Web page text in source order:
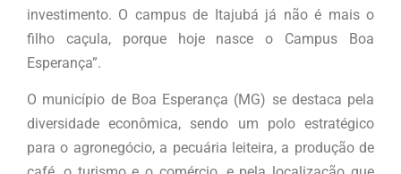
investimento. O campus de Itajubá já não é mais o
filho caçula, porque hoje nasce o Campus Boa
Esperança”.
O município de Boa Esperança (MG) se destaca pela
diversidade econômica, sendo um polo estratégico
para o agronegócio, a pecuária leiteira, a produção de